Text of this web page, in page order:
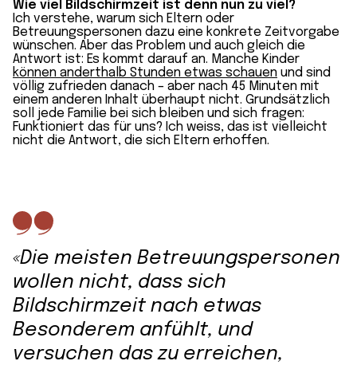
Wie viel Bildschirmzeit ist denn nun zu viel?
Ich verstehe, warum sich Eltern oder
Betreuungspersonen dazu eine konkrete Zeitvorgabe
wünschen. Aber das Problem und auch gleich die
Antwort ist: Es kommt darauf an. Manche Kinder
können anderthalb Stunden etwas schauen und sind
völlig zufrieden danach – aber nach 45 Minuten mit
einem anderen Inhalt überhaupt nicht. Grundsätzlich
soll jede Familie bei sich bleiben und sich fragen:
Funktioniert das für uns? Ich weiss, das ist vielleicht
nicht die Antwort, die sich Eltern erhoffen.
«Die meisten Betreuungspersonen
wollen nicht, dass sich
Bildschirmzeit nach etwas
Besonderem anfühlt, und
versuchen das zu erreichen,